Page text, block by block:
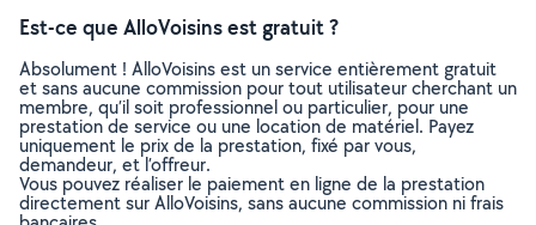
Est-ce que AlloVoisins est gratuit ?
Absolument ! AlloVoisins est un service entièrement gratuit
et sans aucune commission pour tout utilisateur cherchant un
membre, qu’il soit professionnel ou particulier, pour une
prestation de service ou une location de matériel. Payez
uniquement le prix de la prestation, fixé par vous,
demandeur, et l’offreur.
Vous pouvez réaliser le paiement en ligne de la prestation
directement sur AlloVoisins, sans aucune commission ni frais